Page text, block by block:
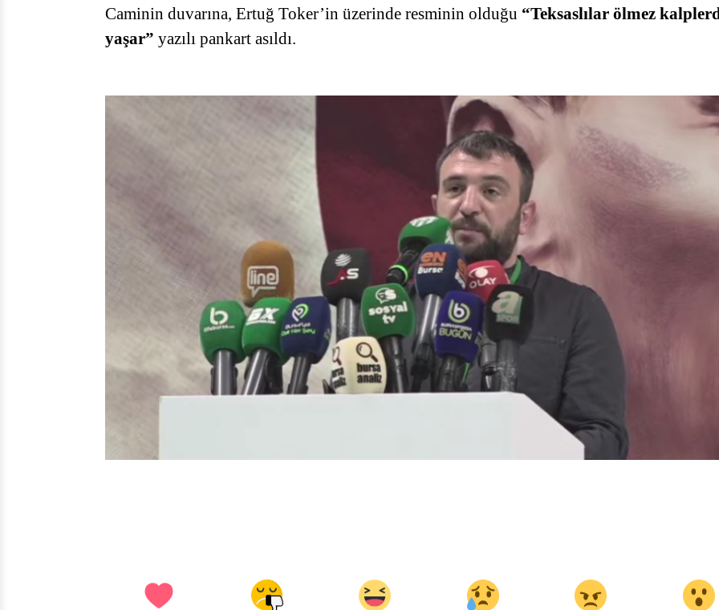
Caminin duvarına, Ertuğ Toker’in üzerinde resminin olduğu “Teksaslılar ölmez
yaşar” yazılı pankart asıldı.